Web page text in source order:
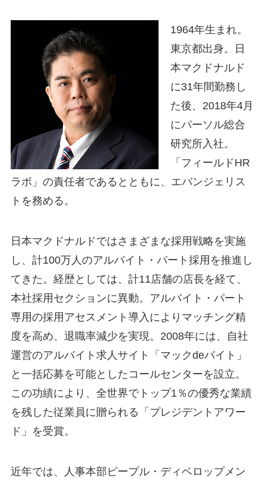
1964年生まれ。
東京都出身。日
本マクドナルド
に31年間勤務し
た後、2018年4月
にパーソル総合
研究所入社。
「フィールドHR
ラボ」の責任者であるとともに、エバンジェリス
トを務める。
日本マクドナルドではさまざまな採用戦略を実施
し、計100万人のアルバイト・パート採用を推進し
てきた。経歴としては、計11店舗の店長を経て、
本社採用セクションに異動。アルバイト・パート
専用の採用アセスメント導入によりマッチング精
度を高め、退職率減少を実現。2008年には、自社
運営のアルバイト求人サイト「マックdeバイト」
と一括応募を可能としたコールセンターを設立。
この功績により、全世界でトップ1％の優秀な業績
を残した従業員に贈られる「プレジデントアワー
ド」を受賞。
近年では、人事本部ピープル・ディベロップメン